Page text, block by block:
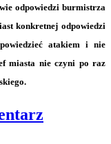
odpowiedzi burmistrza
konkretnej odpowiedzi
atakiem i nie
miasta nie czyni po raz